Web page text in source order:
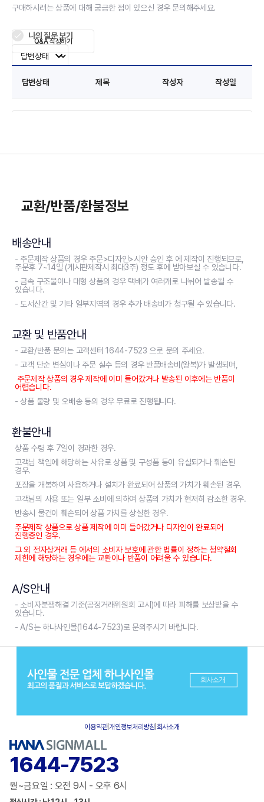
구매하시려는 상품에 대해 궁금한 점이 있으신 경우 문의해주세요.
나의 질문 보기
답변상태 제목 작성자 작성일
Q&A 작성하기
교환/반품/환불정보
배송안내
- 주문제작 상품의 경우 주문>디자인>시안 승인 후 에 제작이 진행되므로,
주문후 7~14일 (게시판제작시 최대3주) 정도 후에 받아보실 수 있습니다.
- 금속 구조물이나 대형 상품의 경우 택배가 여러개로 나뉘어 발송될 수
있습니다.
- 도서산간 및 기타 일부지역의 경우 추가 배송비가 청구될 수 있습니다.
교환 및 반품안내
- 교환/반품 문의는 고객센터 1644-7523 으로 문의 주세요.
- 고객 단순 변심이나 주문 실수 등의 경우 반품배송비(왕복)가 발생되며,
주문제작 상품의 경우 제작에 이미 들어갔거나 발송된 이후에는 반품이
어렵습니다.
- 상품 불량 및 오배송 등의 경우 무료로 진행됩니다.
환불안내
상품 수령 후 7일이 경과한 경우.
고객님 책임에 해당하는 사유로 상품 및 구성품 등이 유실되거나 훼손된
경우.
포장을 개봉하여 사용하거나 설치가 완료되어 상품의 가치가 훼손된 경우.
고객님의 사용 또는 일부 소비에 의하여 상품의 가치가 현저히 감소한 경우.
반송시 물건이 훼손되어 상품 가치를 상실한 경우.
주문제작 상품으로 상품 제작에 이미 들어갔거나 디자인이 완료되어
진행중인 경우.
그 외 전자상거래 등 에서의 소비자 보호에 관한 법률이 정하는 청약철회
제한에 해당하는 경우에는 교환이나 반품이 어려울 수 있습니다.
A/S안내
- 소비자분쟁해결 기준(공정거래위원회 고시)에 따라 피해를 보상받을 수
있습니다.
- A/S는 하나사인몰(1644-7523)로 문의주시기 바랍니다.
이용약관|개인정보처리방침 회사소개
1644-7523
월~금요일 : 오전 9시 - 오후 6시